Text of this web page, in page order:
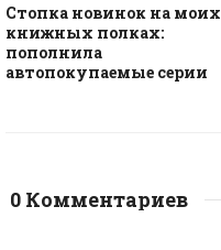
Стопка новинок на моих
книжных полках:
пополнила
автопокупаемые серии
0 Комментариев